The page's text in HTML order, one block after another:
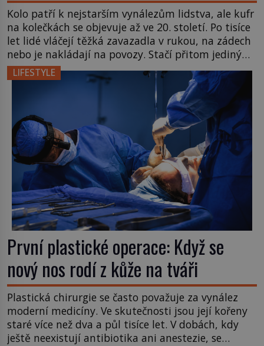
Kolo patří k nejstarším vynálezům lidstva, ale kufr
na kolečkách se objevuje až ve 20. století. Po tisíce
let lidé vláčejí těžká zavazadla v rukou, na zádech
nebo je nakládají na povozy. Stačí přitom jediný
nápad, připevnit ke kufru kolečka. Jenže právě ten
nikdo dlouho nedostane. Až jednou se na letišti
LIFESTYLE
První plastické operace: Když se
nový nos rodí z kůže na tváři
Plastická chirurgie se často považuje za vynález
moderní medicíny. Ve skutečnosti jsou její kořeny
staré více než dva a půl tisíce let. V dobách, kdy
ještě neexistují antibiotika ani anestezie, se